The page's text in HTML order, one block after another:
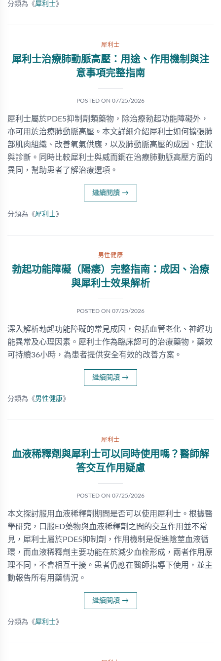
分類為《犀利士》
犀利士
犀利士治療肺動脈高壓：用途、作用機制與注
意事項完整指南
POSTED ON 07/25/2026
犀利士屬於PDE5抑制劑類藥物，除治療勃起功能障礙外，
亦可用於治療肺動脈高壓。本文詳細介紹犀利士如何擴張肺
部肌肉組織、改善氧氣供應，以及肺動脈高壓的成因、症狀
與診斷。同時比較犀利士與威而鋼在治療肺動脈高壓方面的
異同，幫助患者了解治療選項。
繼續閱讀 →
分類為《犀利士》
男性健康
勃起功能障礙（陽痿）完整指南：成因、治療
與犀利士效果解析
POSTED ON 07/25/2026
深入解析勃起功能障礙的常見成因，包括血管老化、神經功
能異常及心理因素。犀利士作為臨床認可的治療藥物，藥效
可持續36小時，為患者提供安全有效的改善方案。
繼續閱讀 →
分類為《男性健康》
犀利士
血液稀釋劑與犀利士可以同時使用嗎？醫師解
答交互作用疑慮
POSTED ON 07/25/2026
本文探討服用血液稀釋劑期間是否可以使用犀利士。根據醫
學研究，口服ED藥物與血液稀釋劑之間的交互作用並不常
見，犀利士屬於PDE5抑制劑，作用機制是促進陰莖血液循
環，而血液稀釋劑主要功能在於減少血栓形成，兩者作用原
理不同，不會相互干擾。患者仍應在醫師指導下使用，並主
動報告所有用藥情況。
繼續閱讀 →
分類為《犀利士》